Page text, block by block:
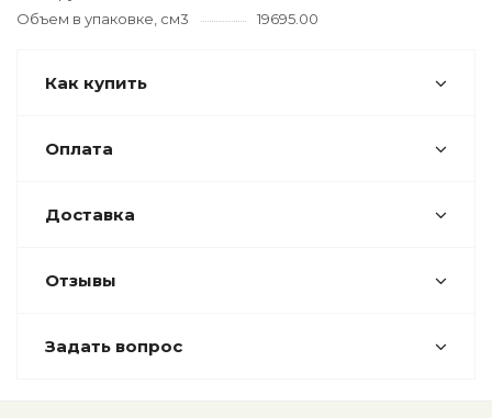
Объем в упаковке, см3
19695.00
Как купить
Оплата
Доставка
Отзывы
Задать вопрос